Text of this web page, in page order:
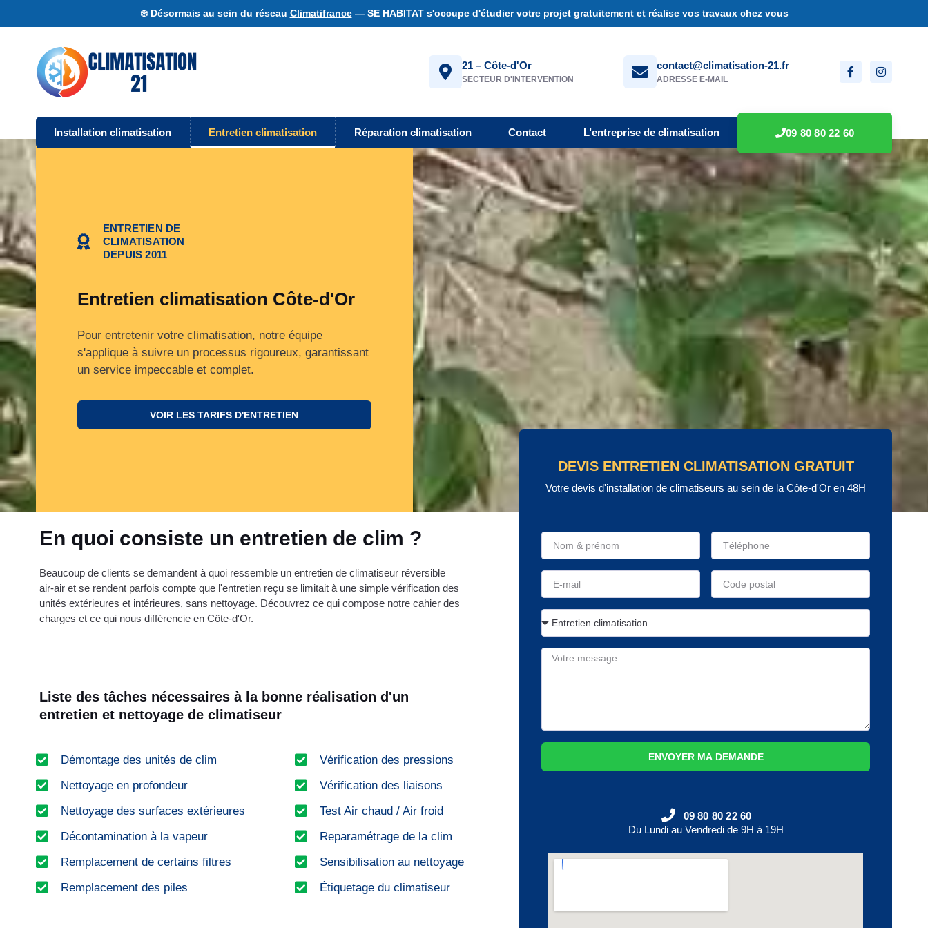
❄️ Désormais au sein du réseau Climatifrance— SE HABITAT s'occupe d'étudier votre projet gratuitement et réalise vos travaux chez vous
21 – Côte-d'Or
SECTEUR D'INTERVENTION
contact@climatisation-21.fr
ADRESSE E-MAIL
Installation climatisation Entretien climatisation Réparation climatisation Contact L’entreprise de climatisation 09 80 80 22 60
ENTRETIEN DE
CLIMATISATION
DEPUIS 2011
Entretien climatisation Côte-d'Or
Pour entretenir votre climatisation, notre équipe
s'applique à suivre un processus rigoureux, garantissant
un service impeccable et complet.
VOIR LES TARIFS D'ENTRETIEN
En quoi consiste un entretien de clim ?
Beaucoup de clients se demandent à quoi ressemble un entretien de climatiseur réversible
air-air et se rendent parfois compte que l'entretien reçu se limitait à une simple vérification des
unités extérieures et intérieures, sans nettoyage. Découvrez ce qui compose notre cahier des
charges et ce qui nous différencie en Côte-d'Or.
Liste des tâches nécessaires à la bonne réalisation d'un
entretien et nettoyage de climatiseur
Démontage des unités de clim
Nettoyage en profondeur
Nettoyage des surfaces extérieures
Décontamination à la vapeur
Remplacement de certains filtres
Remplacement des piles
Vérification des pressions
Vérification des liaisons
Test Air chaud / Air froid
Reparamétrage de la clim
Sensibilisation au nettoyage
Étiquetage du climatiseur
DEVIS ENTRETIEN CLIMATISATION GRATUIT
Votre devis d'installation de climatiseurs au sein de la Côte-d'Or en 48H
ENVOYER MA DEMANDE
09 80 80 22 60
Du Lundi au Vendredi de 9H à 19H